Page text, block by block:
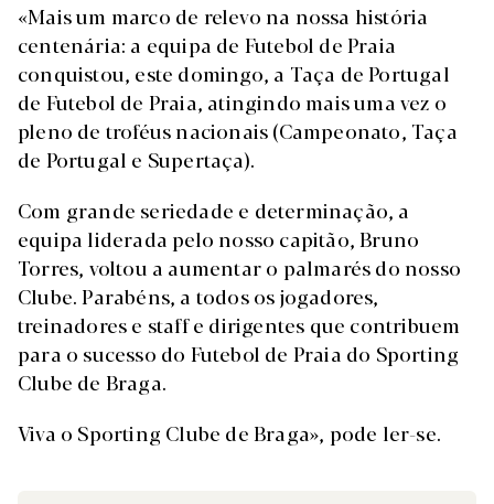
«Mais um marco de relevo na nossa história
centenária: a equipa de Futebol de Praia
conquistou, este domingo, a Taça de Portugal
de Futebol de Praia, atingindo mais uma vez o
pleno de troféus nacionais (Campeonato, Taça
de Portugal e Supertaça).
Com grande seriedade e determinação, a
equipa liderada pelo nosso capitão, Bruno
Torres, voltou a aumentar o palmarés do nosso
Clube. Parabéns, a todos os jogadores,
treinadores e staff e dirigentes que contribuem
para o sucesso do Futebol de Praia do Sporting
Clube de Braga.
Viva o Sporting Clube de Braga», pode ler-se.